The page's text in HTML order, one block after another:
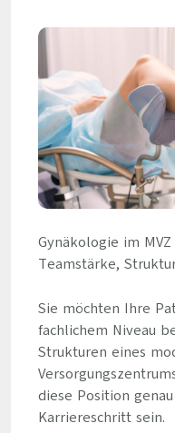
Gynäkologie im
Teamstärke,
Sie möchten Ihre
fachlichem Niveau
Strukturen eines
diese Position
Karriereschritt sein.